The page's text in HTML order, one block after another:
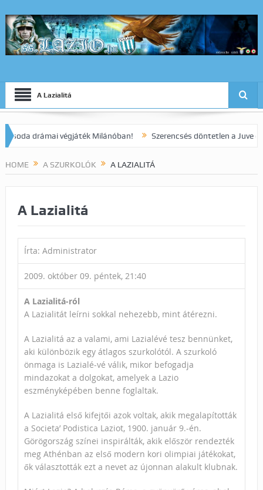
A Lazialitá
drámai végjáték Milánóban! Szerencsés döntetlen a Juve elleni
HOME A SZURKOLÓK A LAZIALITÁ
A Lazialitá
Írta: Administrator
2009. október 09. péntek, 21:40
A Lazialitá-ról
A Lazialitát leírni sokkal nehezebb, mint átérezni.
A Lazialitá az a valami, ami Lazialévé tesz bennünket,
aki különbözik egy átlagos szurkolótól. A szurkoló
önmaga is Lazialé-vé válik, mikor befogadja
mindazokat a dolgokat, amelyek a Lazio
eszményképében benne foglaltak.
A Lazialitá első kifejtői azok voltak, akik megalapították
a Societa’ Podistica Laziot, 1900. január 9.-én.
Görögország színei inspirálták, akik először rendezték
meg Athénban az első modern kori olimpiai játékokat,
ők választották ezt a nevet az újonnan alakult klubnak.